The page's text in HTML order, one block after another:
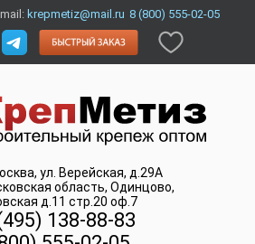
krepmetiz@mail.ru 8 (800) 555-02-05
, ул. Верейская, д.29А
область, Одинцово,
д.11 стр.20 оф.7
138-88-83